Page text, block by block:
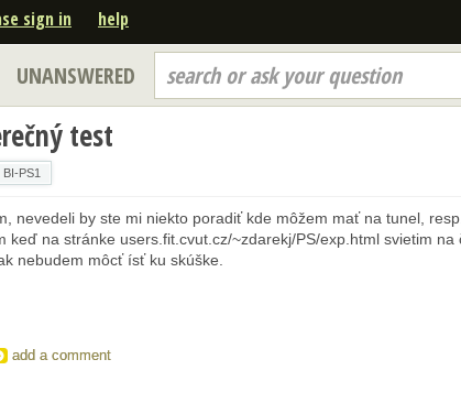
sign in help
UNANSWERED search or ask your question
test
BI-PS1
nevedeli by ste mi niekto poradiť kde môžem mať na tunel,
keď na stránke users.fit.cvut.cz/~zdarekj/PS/exp.html svietim na
nebudem môcť ísť ku skúške.
add a comment